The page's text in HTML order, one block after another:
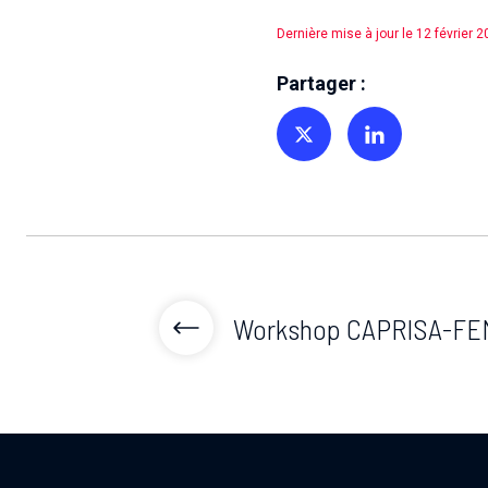
Dernière mise à jour le 12 février
Partager :
Partager sur TwitterPartager sur Linkedin
Workshop CAPRISA-